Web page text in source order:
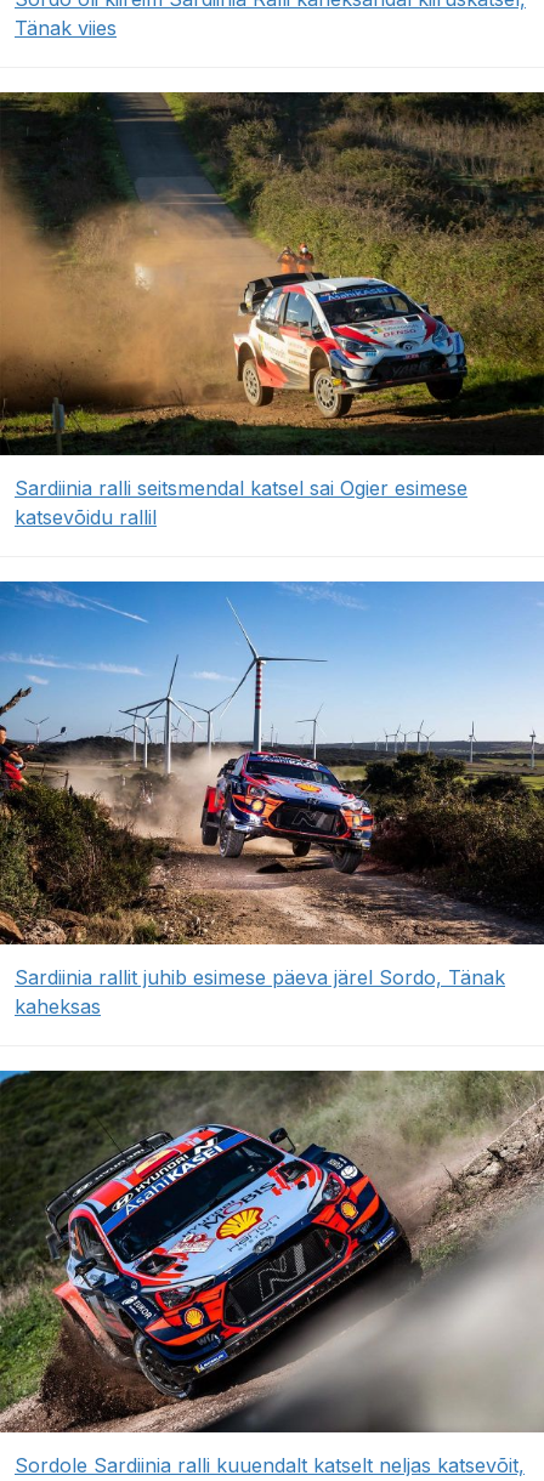
Tänak viies
Sardiinia ralli seitsmendal katsel sai Ogier esimese
katsevõidu rallil
Sardiinia rallit juhib esimese päeva järel Sordo, Tänak
kaheksas
Sordole Sardiinia ralli kuuendalt katselt neljas katsevõit,